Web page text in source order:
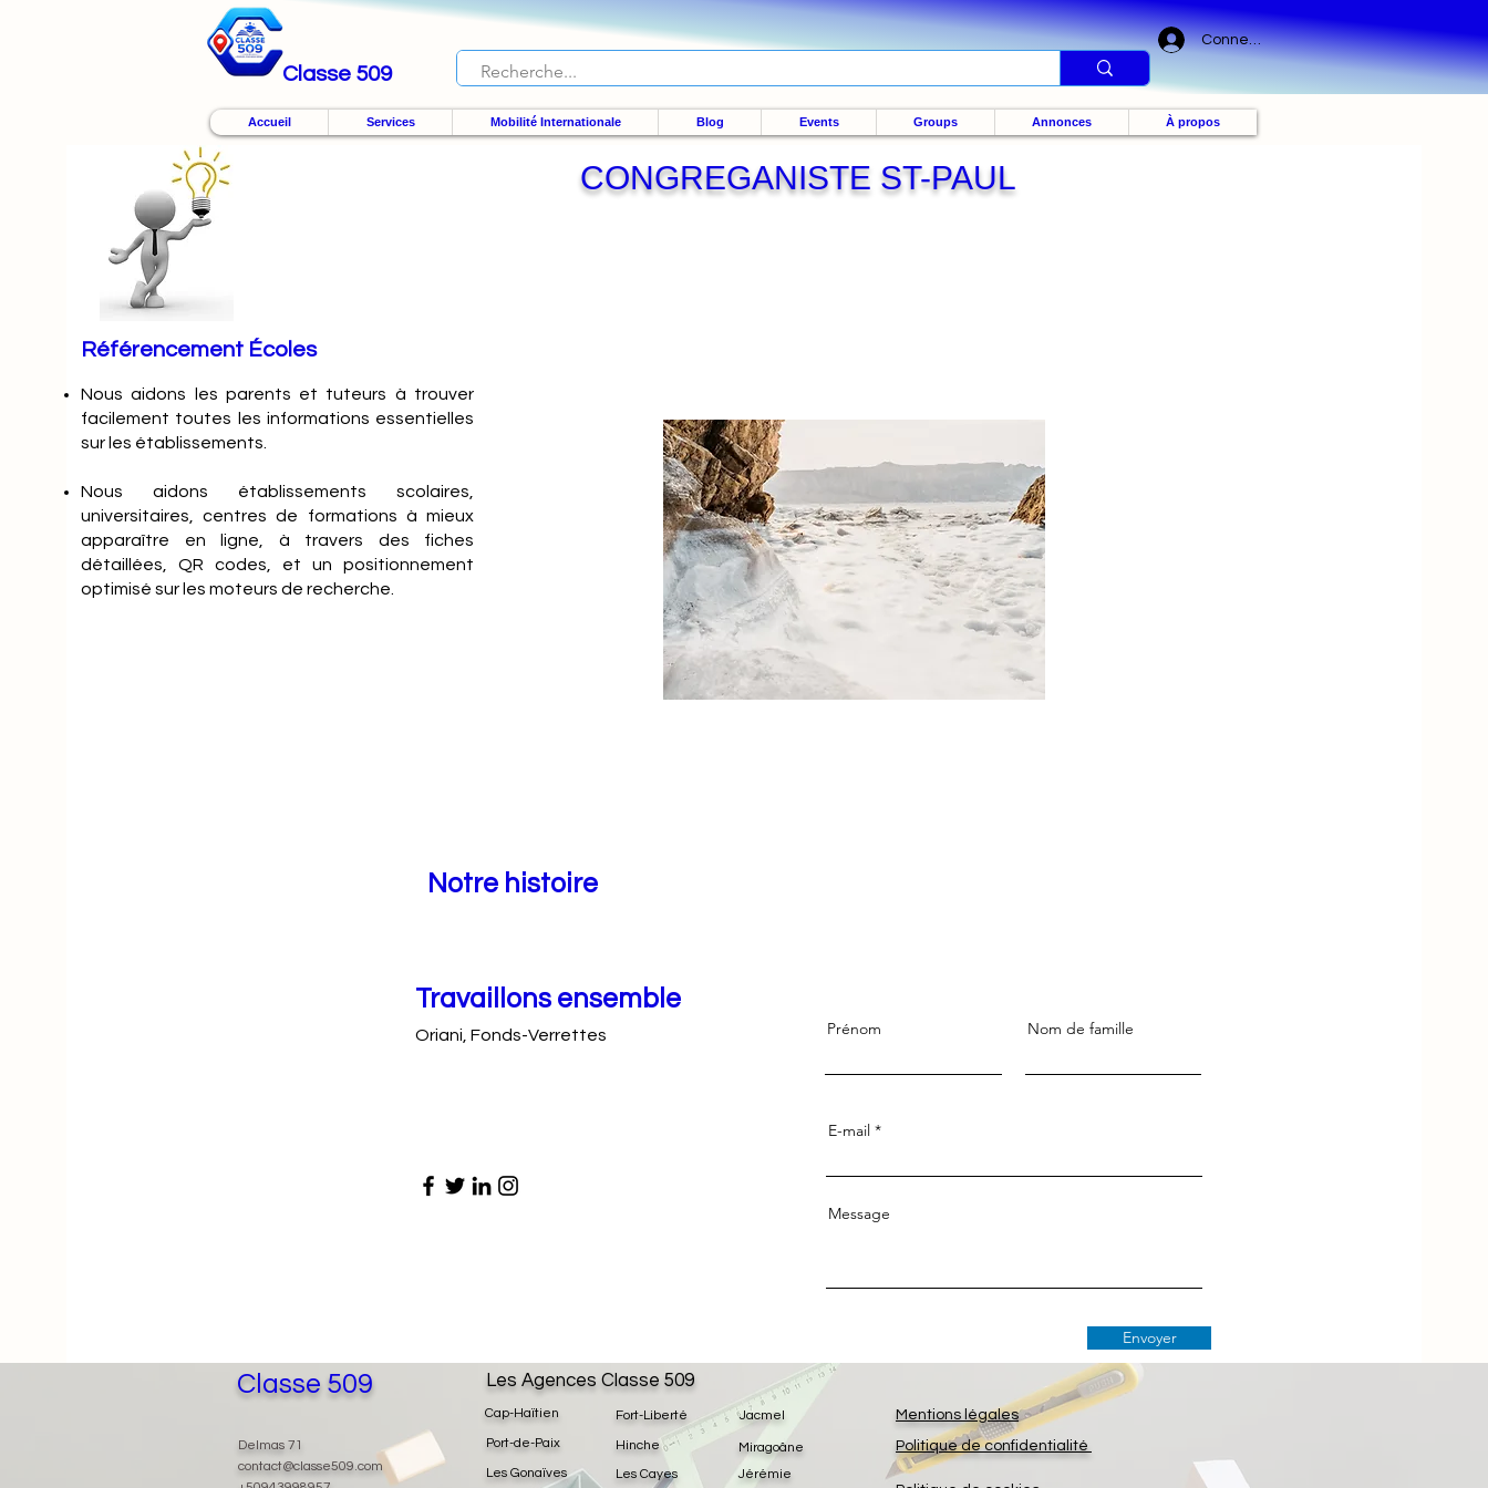
Classe 509
Connexion
Accueil Services Mobilité Internationale Blog Events Groups Annonces À propos
Référencement Écoles
Nousaidons les parents et tuteurs à trouver
facilement toutes les informations essentielles
sur les établissements.
Nous aidons établissements scolaires,
universitaires, centres de formations à mieux
apparaître en ligne, à travers des fiches
détaillées, QR codes, et un positionnement
optimisé sur les moteurs de recherche.
CONGREGANISTE ST-PAUL
Notre histoire
Travaillons ensemble
Oriani, Fonds-Verrettes Prénom Nom de famille
E-mail
Message
Envoyer
Classe 509
Delmas 71
contact@classe509.com
Fort-Liberté
Hinche
Les Cayes
Jacmel
Jérémie
Miragoâne
Les Agences Classe 509
Cap-Haïtien
Port-de-Paix
Les Gonaïves
Mentions légales
Politique de confidentialité